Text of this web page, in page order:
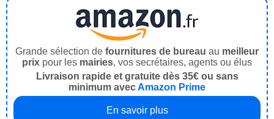
Grande sélection de fournitures de bureau au meilleur
prix pour les mairies, vos secrétaires, agents ou élus
Livraison rapide et gratuite dès 35€ ou sans
minimum avecAmazon Prime
En savoir plus